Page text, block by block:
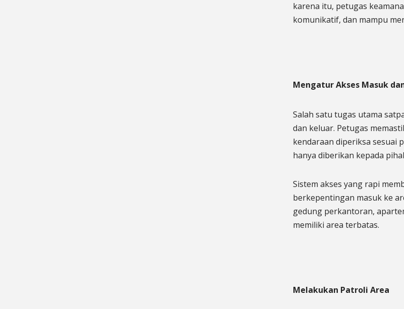
karena itu, petugas
komunikatif, dan mampu
Mengatur Akses Masuk
Salah satu tugas utama
dan keluar. Petugas
kendaraan diperiksa sesuai
hanya diberikan kepada
Sistem akses yang rapi
berkepentingan masuk ke
gedung perkantoran,
memiliki area terbatas.
Melakukan Patroli Area